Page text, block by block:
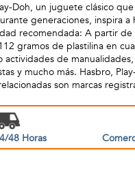
Doh, un juguete clásico
generaciones, inspira a
recomendada: A partir de
gramos de plastilina en
actividades de
y mucho más. Hasbro,
son marcas
48 Horas